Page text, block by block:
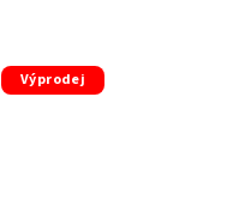
Výprodej